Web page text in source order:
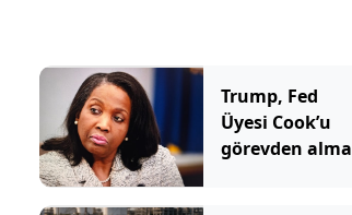
Trump, Fed
Üyesi Cook’u
görevden alma